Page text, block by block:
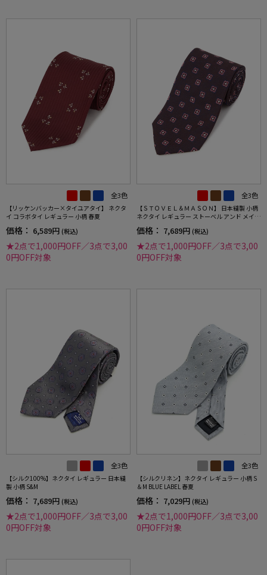
全3色
【リッケンバッカー×タイユアタイ】 ネクタ
イ コラボタイ レギュラー 小柄 春夏
価格： 6,589円 (税込)
★2点で1,000円OFF／3点で3,00
0円OFF対象
全3色
【ＳＴＯＶＥＬ＆ＭＡＳＯＮ】 日本縫製 小柄
ネクタイ レギュラー ストーベル アンド メイソ
ン 春夏
価格： 7,689円 (税込)
★2点で1,000円OFF／3点で3,00
0円OFF対象
全3色
【シルク100%】ネクタイ レギュラー 日本縫
製 小柄 S&M
価格： 7,689円 (税込)
★2点で1,000円OFF／3点で3,00
0円OFF対象
全3色
【シルクリネン】ネクタイ レギュラー 小柄 S
＆M BLUE LABEL 春夏
価格： 7,029円 (税込)
★2点で1,000円OFF／3点で3,00
0円OFF対象